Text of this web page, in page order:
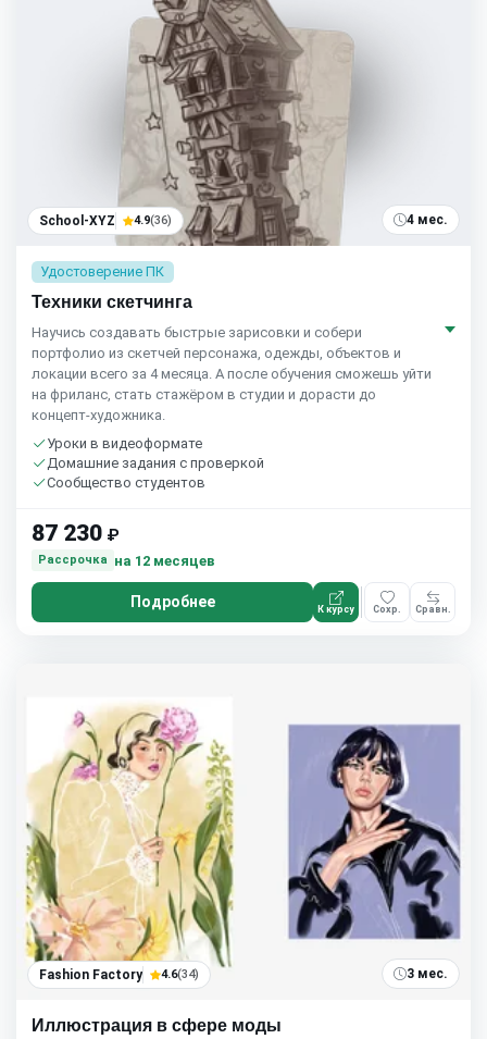
School-XYZ 4.9(36) 4 мес.
Удостоверение ПК
Техники скетчинга
Научись создавать быстрые зарисовки и собери
портфолио из скетчей персонажа, одежды, объектов и
локации всего за 4 месяца. А после обучения сможешь уйти
на фриланс, стать стажёром в студии и дорасти до
концепт-художника.
Уроки в видеоформате
Домашние задания с проверкой
Сообщество студентов
87 230 ₽
Рассрочка на 12 месяцев
Подробнее К курсу Сохр. Сравн.
Fashion Factory 4.6(34) 3 мес.
Иллюстрация в сфере моды